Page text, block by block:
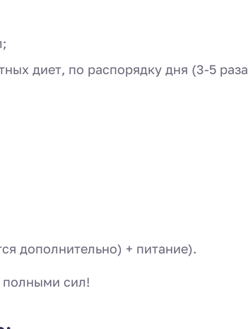
диет, по распорядку дня (3-5 раза
дополнительно) + питание).
полными сил!